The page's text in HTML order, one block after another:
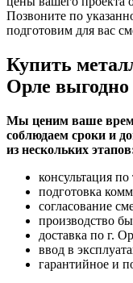
Позвоните по
подготовим для вас
Купить
Орле выгодно
Мы ценим ваше
соблюдаем сроки и
из нескольких
консультация
подготовка
согласование
производство
доставка по г.
ввод в
гарантийное и